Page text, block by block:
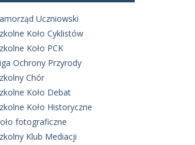
Uczniowski
Koło Cyklistów
Koło PCK
Ochrony Przyrody
Chór
Koło Debat
Koło Historyczne
fotograficzne
Klub Mediacji